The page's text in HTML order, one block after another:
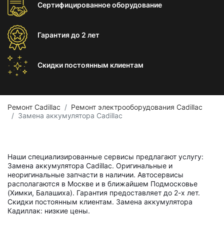
Сертифицированноеоборудование
Гарантиядо 2 лет
Скидки постоянным клиентам
Ремонт Cadillac
Ремонт электрооборудования Cadillac
Замена аккумулятора Cadillac
Наши специализированные сервисы предлагают услугу:
Замена аккумулятора Cadillac. Оригинальные и
неоригинальные запчасти в наличии. Автосервисы
располагаются в Москве и в ближайшем Подмосковье
(Химки, Балашиха). Гарантия предоставляет до 2-х лет.
Скидки постоянным клиентам. Замена аккумулятора
Кадиллак: низкие цены.